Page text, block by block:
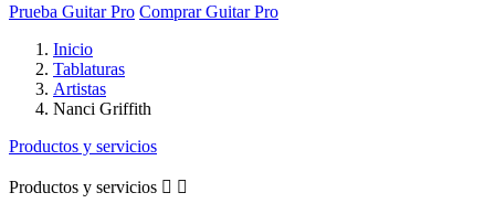
Prueba Guitar Pro Comprar Guitar Pro
Inicio
Tablaturas
Artistas
Nanci Griffith
Productos y servicios
Productos y servicios  